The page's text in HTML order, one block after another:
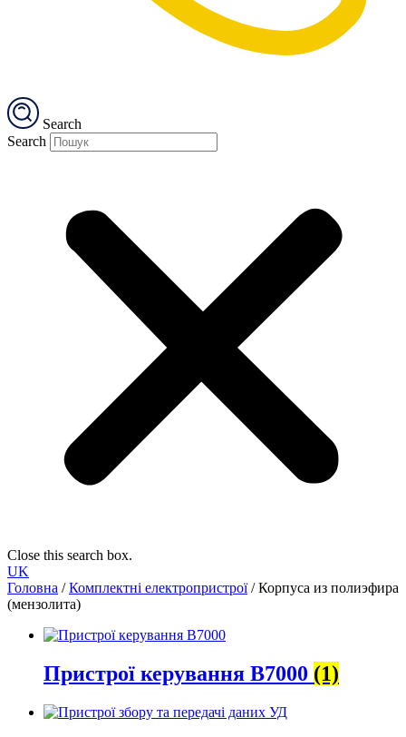
Search
Search
Close this search box.
UK
Головна /Комплектні електропристрої/ Корпуса из полиэфира
(мензолита)
Пристрої керування В7000 (1)